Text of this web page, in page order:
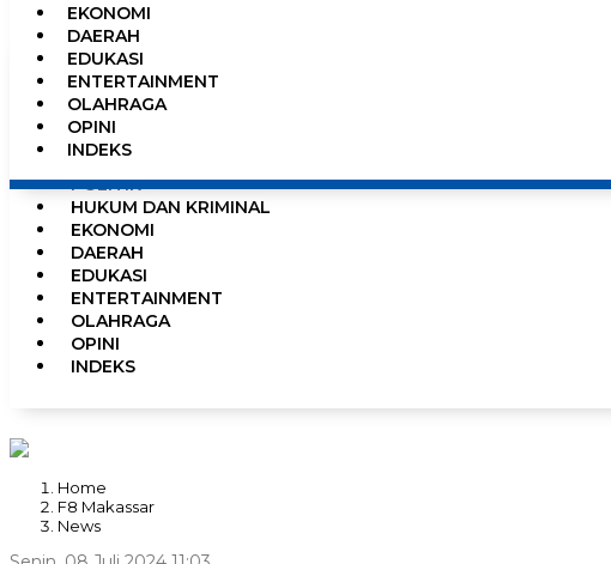
0%
HOME
NEWS
PEMERINTAHAN
POLITIK
HUKUM DAN KRIMINAL
EKONOMI
DAERAH
EDUKASI
ENTERTAINMENT
OLAHRAGA
OPINI
INDEKS
EKONOMI
DAERAH
EDUKASI
ENTERTAINMENT
OLAHRAGA
OPINI
INDEKS
Home
F8 Makassar
News